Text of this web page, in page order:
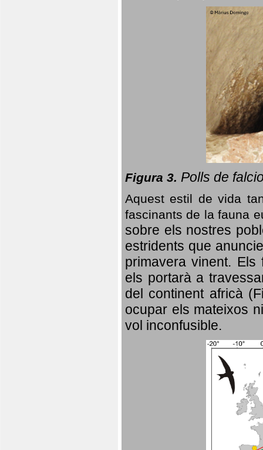
Figura 3. Polls de
Aquest estil de vida
fascinants de la fauna
sobre els nostres
estridents que
primavera vinent. Els
els portarà a
del continent africà
ocupar els mateixos
vol inconfusible.